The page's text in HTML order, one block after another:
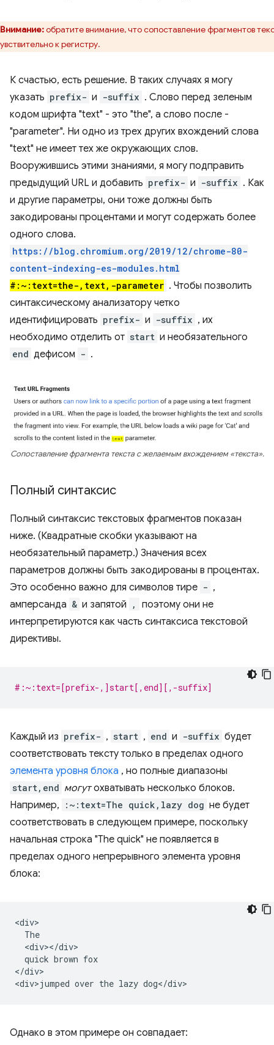
Внимание:обратите внимание, что сопоставление фрагментов
к регистру.
К счастью, есть решение. В таких случаях я могу
указать prefix​- и -suffix . Слово перед зеленым
кодом шрифта "text" - это "the", а слово после -
"parameter". Ни одно из трех других вхождений слова
"text" не имеет тех же окружающих слов.
Вооружившись этими знаниями, я могу подправить
предыдущий URL и добавить prefix- и -suffix . Как
и другие параметры, они тоже должны быть
закодированы процентами и могут содержать более
одного слова.
https://blog.chromium.org/2019/12/chrome-80-
content-indexing-es-modules.html
#:~:text=the-,text,-parameter . Чтобы позволить
синтаксическому анализатору четко
идентифицировать prefix- и -suffix , их
необходимо отделить от start и необязательного
end дефисом - .
Сопоставление фрагмента текста с желаемым вхождением «текста».
Полный синтаксис
Полный синтаксис текстовых фрагментов показан
ниже. (Квадратные скобки указывают на
необязательный параметр.) Значения всех
параметров должны быть закодированы в процентах.
Это особенно важно для символов тире - ,
амперсанда & и запятой ,
поэтому они не
интерпретируются как часть синтаксиса текстовой
директивы.
#:~:text=[prefix-,]start[,end][,-suffix]
Каждый из prefix- , start , end и -suffix будет
соответствовать тексту только в пределах одного
элемента уровня блока , но полные диапазоны
start,end могутохватывать несколько блоков.
Например,
:~:text=The quick,lazy dog ​​не будет
соответствовать в следующем примере, поскольку
начальная строка "The quick" не появляется в
пределах одного непрерывного элемента уровня
блока:
<div>
  The
  <div></div>
  quick brown fox
</div>
Однако в этом примере он совпадает: